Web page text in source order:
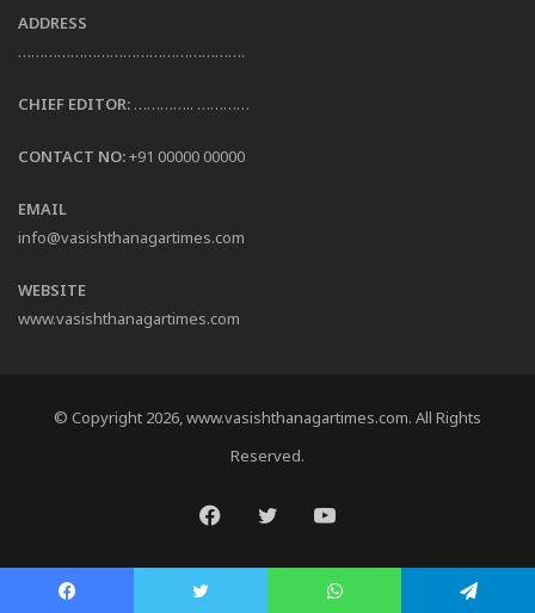
ADDRESS
…………………………………………….
CHIEF EDITOR: ………….. …………
CONTACT NO:+91 00000 00000
EMAIL
info@vasishthanagartimes.com
WEBSITE
www.vasishthanagartimes.com
© Copyright 2026, www.vasishthanagartimes.com. All Rights
Reserved.
Facebook
TwitterYouTube